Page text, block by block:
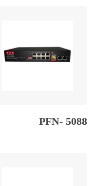
PFN- 5088